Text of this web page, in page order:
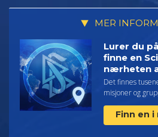
MER
Lurer du
finne en
nærheten
Det finnes
misjoner og
Finn en